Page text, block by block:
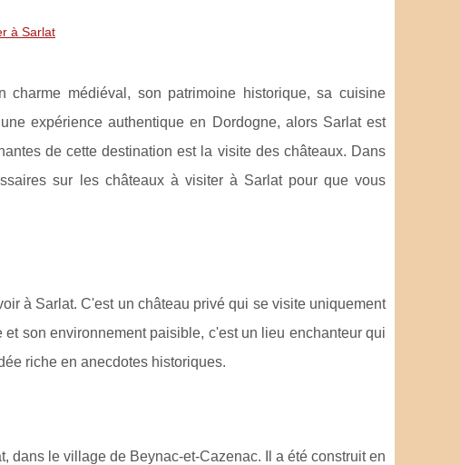
à Sarlat
médiéval, son patrimoine historique, sa cuisine
expérience authentique en Dordogne, alors Sarlat est
de cette destination est la visite des châteaux. Dans
sur les châteaux à visiter à Sarlat pour que vous
à Sarlat. C'est un château privé qui se visite uniquement
son environnement paisible, c'est un lieu enchanteur qui
riche en anecdotes historiques.
dans le village de Beynac-et-Cazenac. Il a été construit en